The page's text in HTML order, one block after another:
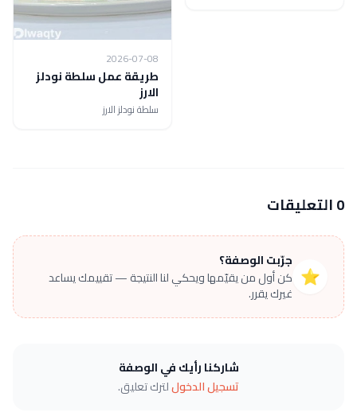
2026-07-08
طريقة عمل سلطة نودلز
الارز
سلطة نودلز الارز
0 التعليقات
⭐
جرّبت الوصفة؟
كن أول من يقيّمها ويحكي لنا النتيجة — تقييمك يساعد
غيرك يقرر.
شاركنا رأيك في الوصفة
تسجيل الدخوللترك تعليق.